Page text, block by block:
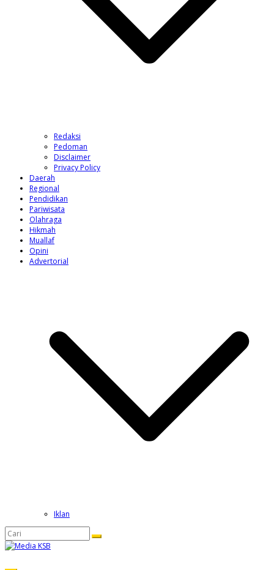
Redaksi
Pedoman
Disclaimer
Privacy Policy
Daerah
Regional
Pendidikan
Pariwisata
Olahraga
Hikmah
Muallaf
Opini
Advertorial
Iklan